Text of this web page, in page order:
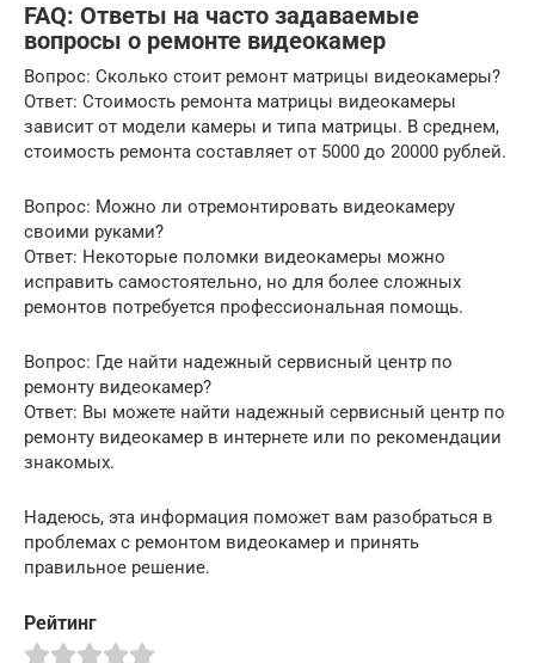
FAQ: Ответы на часто задаваемые
вопросы о ремонте видеокамер
Вопрос: Сколько стоит ремонт матрицы видеокамеры?
Ответ: Стоимость ремонта матрицы видеокамеры
зависит от модели камеры и типа матрицы. В среднем,
стоимость ремонта составляет от 5000 до 20000 рублей.
Вопрос: Можно ли отремонтировать видеокамеру
своими руками?
Ответ: Некоторые поломки видеокамеры можно
исправить самостоятельно, но для более сложных
ремонтов потребуется профессиональная помощь.
Вопрос: Где найти надежный сервисный центр по
ремонту видеокамер?
Ответ: Вы можете найти надежный сервисный центр по
ремонту видеокамер в интернете или по рекомендации
знакомых.
Надеюсь, эта информация поможет вам разобраться в
проблемах с ремонтом видеокамер и принять
правильное решение.
Рейтинг